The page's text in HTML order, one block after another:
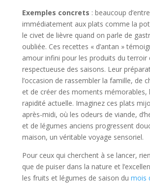
Exemples concrets : beaucoup
immédiatement aux plats comme la
le civet de lièvre quand on parle de
oubliée. Ces recettes « d’antan »
amour infini pour les produits du terroir
respectueuse des saisons. Leur
l’occasion de rassembler la famille, de
et de créer des moments mémorables,
rapidité actuelle. Imaginez ces plats
après-midi, où les odeurs de viande,
et de légumes anciens progressent
maison, un véritable voyage sensoriel.
Pour ceux qui cherchent à se lancer,
que de puiser dans la nature et
les fruits et légumes de saison du mois